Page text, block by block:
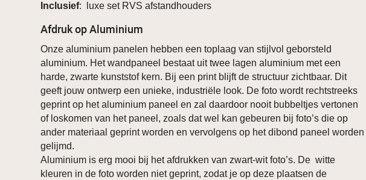
Inclusief: luxe set RVS afstandhouders
Afdruk op Aluminium
Onze aluminium panelen hebben een toplaag van stijlvol geborsteld
aluminium. Het wandpaneel bestaat uit twee lagen aluminium met een
harde, zwarte kunststof kern. Bij een print blijft de structuur zichtbaar. Dit
geeft jouw ontwerp een unieke, industriële look. De foto wordt rechtstreeks
geprint op het aluminium paneel en zal daardoor nooit bubbeltjes vertonen
of loskomen van het paneel, zoals dat wel kan gebeuren bij foto’s die op
ander materiaal geprint worden en vervolgens op het dibond paneel worden
gelijmd.
Aluminium is erg mooi bij het afdrukken van zwart-wit foto’s. De witte
kleuren in de foto worden niet geprint, zodat je op deze plaatsen de